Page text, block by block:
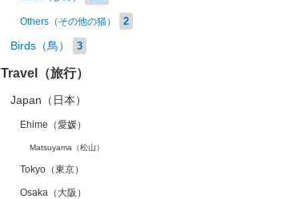
Others（その他の猫） 2
Birds（鳥） 3
Travel（旅行）
Japan（日本）
Ehime（愛媛）
Matsuyama（松山）
Tokyo（東京）
Osaka（大阪）